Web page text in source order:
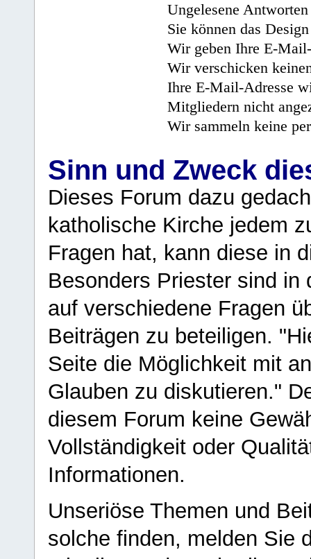
Ungelesene
Sie können das
Wir geben Ihre E-
Wir verschicken
Ihre E-Mail-Adresse
Mitgliedern nicht
Wir sammeln keine
Sinn und Zweck
Dieses Forum dazu
katholische Kirche jedem
Fragen hat, kann diese in
Besonders Priester sind in
auf verschiedene Fragen
Beiträgen zu beteiligen.
Seite die Möglichkeit mit
Glauben zu diskutieren."
diesem Forum keine
Vollständigkeit oder
Informationen.
Unseriöse Themen und
solche finden, melden Sie